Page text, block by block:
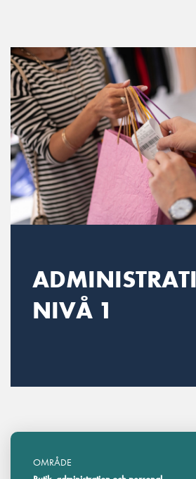
Main Navigation
NIVÅ 1
OMRÅDE